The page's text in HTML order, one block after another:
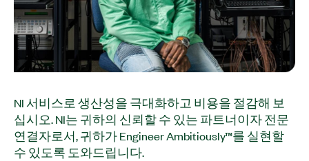
NI 서비스로 생산성을 극대화하고 비용을 절감해 보
십시오. NI는 귀하의 신뢰할 수 있는 파트너이자 전문
연결자로서, 귀하가 Engineer Ambitiously™를 실현할
수 있도록 도와드립니다.